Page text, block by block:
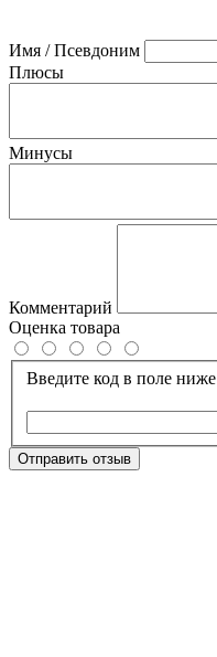
Имя / Псевдоним
Плюсы
Минусы
Комментарий
Оценка товара
Введите код в поле ниже
Отправить отзыв